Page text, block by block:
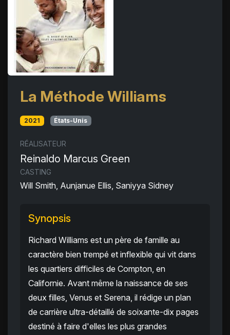
La Méthode Williams
2021 États-Unis
RÉALISATEUR
Reinaldo Marcus Green
CASTING
Will Smith, Aunjanue Ellis, Saniyya Sidney
Synopsis
Richard Williams est un père de famille au
caractère bien trempé et inflexible qui vit dans
les quartiers difficiles de Compton, en
Californie. Avant même la naissance de ses
deux filles, Venus et Serena, il rédige un plan
de carrière ultra-détaillé de soixante-dix pages
destiné à faire d'elles les plus grandes